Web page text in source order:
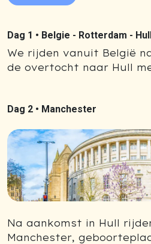
Dag 1 • Belgie - Rotterdam -
We rijden vanuit België
de overtocht naar Hull
Dag 2 • Manchester
Na aankomst in Hull
Manchester,